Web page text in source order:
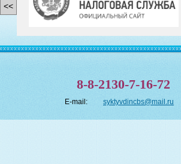
<<
8-8-2130-7-16-72
E-mail: syktyvdincbs@mail.ru